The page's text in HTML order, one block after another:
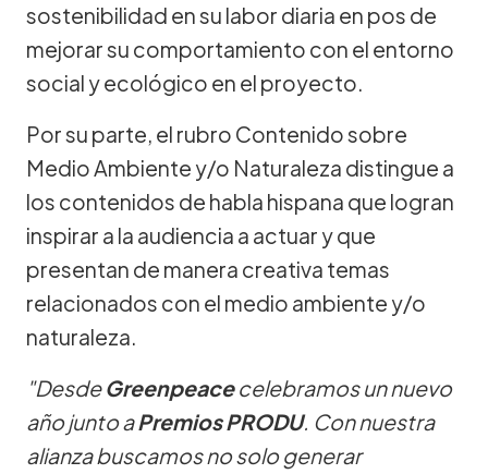
sostenibilidad en su labor diaria en pos de
mejorar su comportamiento con el entorno
social y ecológico en el proyecto.
Por su parte, el rubro Contenido sobre
Medio Ambiente y/o Naturaleza distingue a
los contenidos de habla hispana que logran
inspirar a la audiencia a actuar y que
presentan de manera creativa temas
relacionados con el medio ambiente y/o
naturaleza.
"DesdeGreenpeacecelebramos un nuevo
año junto aPremios PRODU. Con nuestra
alianza buscamos no solo generar